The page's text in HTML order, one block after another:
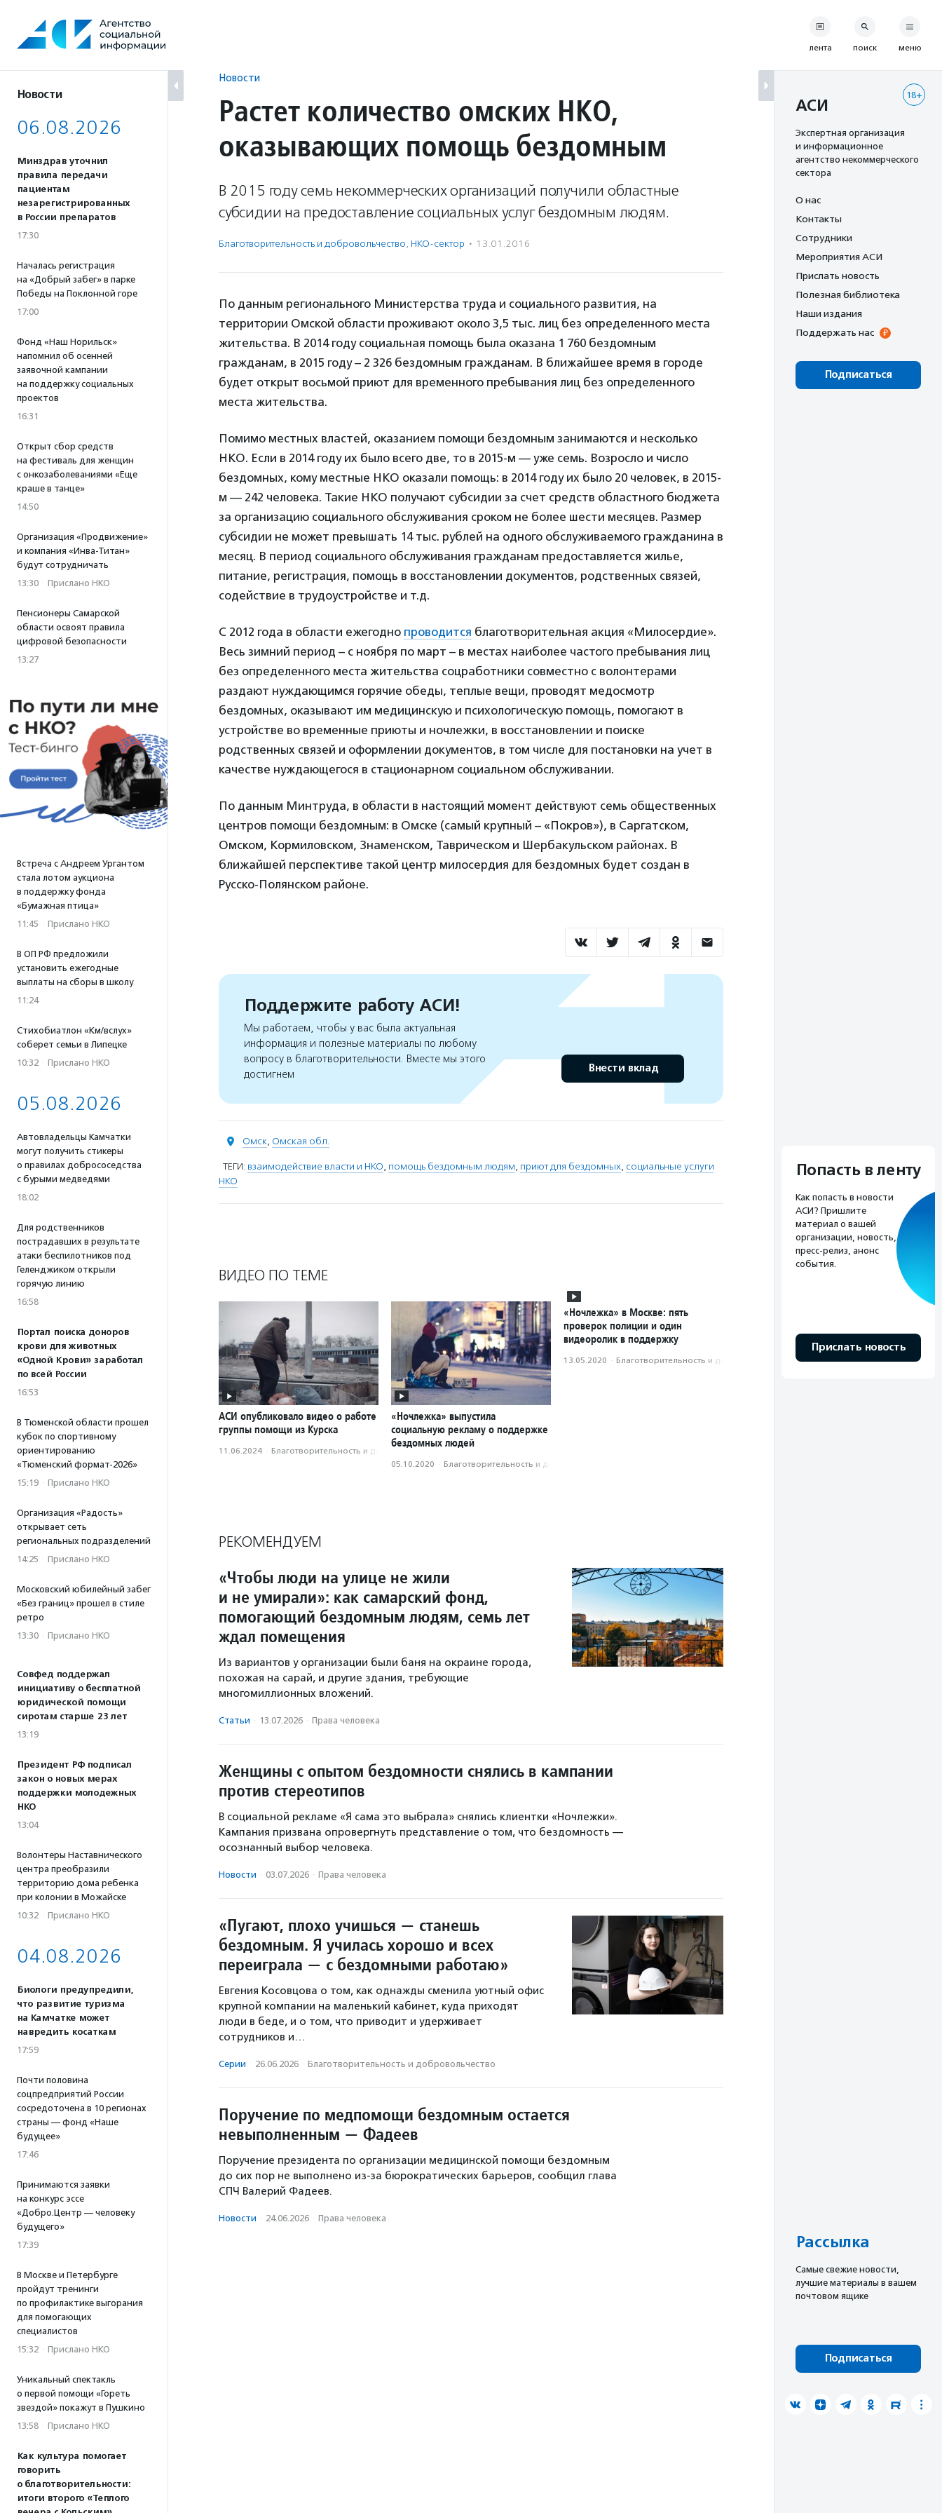
содержанию
Новости
06.08.2026
Минздрав уточнил
правила передачи
пациентам
незарегистрированных
в России препаратов
17:30
Началась регистрация
на «Добрый забег» в парке
Победы на Поклонной горе
17:00
Фонд «Наш Норильск»
напомнил об осенней
заявочной кампании
на поддержку социальных
проектов
16:31
Открыт сбор средств
на фестиваль для женщин
с онкозаболеваниями «Еще
краше в танце»
14:50
Организация «Продвижение»
и компания «Инва-Титан»
будут сотрудничать
13:30 · Прислано НКО
Пенсионеры Самарской
области освоят правила
цифровой безопасности
13:27
Встреча с Андреем Ургантом
стала лотом аукциона
в поддержку фонда
«Бумажная птица»
11:45 · Прислано НКО
В ОП РФ предложили
установить ежегодные
выплаты на сборы в школу
11:24
Стихобиатлон «Км/вслух»
соберет семьи в Липецке
10:32 · Прислано НКО
05.08.2026
Автовладельцы Камчатки
могут получить стикеры
о правилах добрососедства
с бурыми медведями
18:02
Для родственников
пострадавших в результате
атаки беспилотников под
Геленджиком открыли
горячую линию
16:58
Портал поиска доноров
крови для животных
«Одной Крови» заработал
по всей России
16:53
В Тюменской области прошел
кубок по спортивному
ориентированию
«Тюменский формат-2026»
15:19 · Прислано НКО
Организация «Радость»
открывает сеть
региональных подразделений
14:25 · Прислано НКО
Московский юбилейный забег
«Без границ» прошел в стиле
ретро
13:30 · Прислано НКО
Совфед поддержал
инициативу о бесплатной
юридической помощи
сиротам старше 23 лет
13:19
Президент РФ подписал
закон о новых мерах
поддержки молодежных
НКО
13:04
Волонтеры Наставнического
центра преобразили
территорию дома ребенка
при колонии в Можайске
10:32 · Прислано НКО
04.08.2026
Биологи предупредили,
что развитие туризма
на Камчатке может
навредить косаткам
17:59
Почти половина
соцпредприятий России
сосредоточена в 10 регионах
страны — фонд «Наше
будущее»
17:46
Принимаются заявки
на конкурс эссе
«Добро.Центр — человеку
будущего»
17:39
В Москве и Петербурге
пройдут тренинги
по профилактике выгорания
для помогающих
специалистов
15:32 · Прислано НКО
Уникальный спектакль
о первой помощи «Гореть
звездой» покажут в Пушкино
13:58 · Прислано НКО
Как культура помогает
говорить
о благотворительности:
итоги второго «Теплого
Новости
Растет количество омских НКО,
оказывающих помощь бездомным
В 2015 году семь некоммерческих организаций получили областные
субсидии на предоставление социальных услуг бездомным людям.
Благотвори­тель­ность и доброволь­чест­во, НКО-сектор · 13.01.2016
По данным регионального Министерства труда и социального развития, на
территории Омской области проживают около 3,5 тыс. лиц без определенного места
жительства. В 2014 году социальная помощь была оказана 1 760 бездомным
гражданам, в 2015 году – 2 326 бездомным гражданам. В ближайшее время в городе
будет открыт восьмой приют для временного пребывания лиц без определенного
места жительства.
Помимо местных властей, оказанием помощи бездомным занимаются и несколько
НКО. Если в 2014 году их было всего две, то в 2015-м — уже семь. Возросло и число
бездомных, кому местные НКО оказали помощь: в 2014 году их было 20 человек, в 2015-
м — 242 человека. Такие НКО получают субсидии за счет средств областного бюджета
за организацию социального обслуживания сроком не более шести месяцев. Размер
субсидии не может превышать 14 тыс. рублей на одного обслуживаемого гражданина в
месяц. В период социального обслуживания гражданам предоставляется жилье,
питание, регистрация, помощь в восстановлении документов, родственных связей,
содействие в трудоустройстве и т.д.
С 2012 года в области ежегодно проводится благотворительная акция «Милосердие».
Весь зимний период – с ноября по март – в местах наиболее частого пребывания лиц
без определенного места жительства соцработники совместно с волонтерами
раздают нуждающимся горячие обеды, теплые вещи, проводят медосмотр
бездомных, оказывают им медицинскую и психологическую помощь, помогают в
устройстве во временные приюты и ночлежки, в восстановлении и поиске
родственных связей и оформлении документов, в том числе для постановки на учет в
качестве нуждающегося в стационарном социальном обслуживании.
По данным Минтруда, в области в настоящий момент действуют семь общественных
центров помощи бездомным: в Омске (самый крупный – «Покров»), в Саргатском,
Омском, Кормиловском, Знаменском, Таврическом и Шербакульском районах. В
ближайшей перспективе такой центр милосердия для бездомных будет создан в
Русско-Полянском районе.
Поддержите работу АСИ!
Мы работаем, чтобы у вас была актуальная
информация и полезные материалы по любому
вопросу в благотворительности. Вместе мы этого
достигнем
Внести вклад
Омск, Омская обл.
ТЕГИ: взаимодействие власти и НКО, помощь бездомным людям, приют для бездомных, социальные услуги
НКО
ВИДЕО ПО ТЕМЕ
АСИ опубликовало видео о работе
группы помощи из Курска
11.06.2024 · Благотвори­тель­ность и доброволь­чест­во
«Ночлежка» выпустила
социальную рекламу о поддержке
бездомных людей
05.10.2020 · Благотвори­тель­ность и доброволь­чест­во
«Ночлежка» в Москве: пять
проверок полиции и один
видеоролик в поддержку
13.05.2020 · Благотвори­тель­ность и доброволь­чест­во
РЕКОМЕНДУЕМ
«Чтобы люди на улице не жили
и не умирали»: как самарский фонд,
помогающий бездомным людям, семь лет
ждал помещения
Из вариантов у организации были баня на окраине города,
похожая на сарай, и другие здания, требующие
многомиллионных вложений.
Статьи · 13.07.2026 · Права человека
Женщины с опытом бездомности снялись в кампании
против стереотипов
В социальной рекламе «Я сама это выбрала» снялись клиентки «Ночлежки».
Кампания призвана опровергнуть представление о том, что бездомность —
осознанный выбор человека.
Новости · 03.07.2026 · Права человека
«Пугают, плохо учишься — станешь
бездомным. Я училась хорошо и всех
переиграла — с бездомными работаю»
Евгения Косовцова о том, как однажды сменила уютный офис
крупной компании на маленький кабинет, куда приходят
люди в беде, и о том, что приводит и удерживает
сотрудников и…
Серии · 26.06.2026 · Благотвори­тель­ность и доброволь­чест­во
Поручение по медпомощи бездомным остается
невыполненным — Фадеев
Поручение президента по организации медицинской помощи бездомным
до сих пор не выполнено из-за бюрократических барьеров, сообщил глава
СПЧ Валерий Фадеев.
Новости · 24.06.2026 · Права человека
лента поиск меню
18+
АСИ
Экспертная организация
и информационное
агентство некоммерческого
сектора
О нас
Контакты
Сотрудники
Мероприятия АСИ
Прислать новость
Полезная библиотека
Наши издания
Поддержать нас
Подписаться
Попасть в ленту
Как попасть в новости
АСИ? Пришлите
материал о вашей
организации, новость,
пресс-релиз, анонс
события.
Прислать новость
Рассылка
Cамые свежие новости,
лучшие материалы в вашем
почтовом ящике
Подписаться